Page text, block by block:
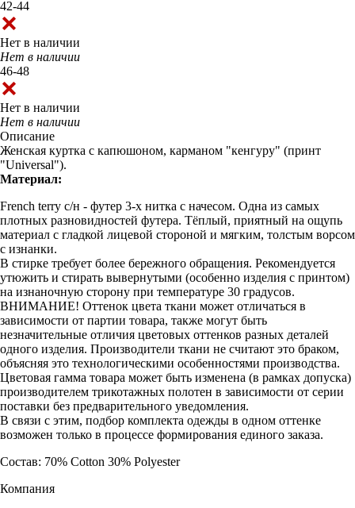
42-44
Нет в наличии
Нет в наличии
46-48
Нет в наличии
Нет в наличии
Описание
Женская куртка с капюшоном, карманом "кенгуру" (принт
"Universal").
Материал:
French terry с/н - футер 3-х нитка с начесом. Одна из самых
плотных разновидностей футера. Тёплый, приятный на ощупь
материал с гладкой лицевой стороной и мягким, толстым ворсом
с изнанки.
В стирке требует более бережного обращения. Рекомендуется
утюжить и стирать вывернутыми (особенно изделия с принтом)
на изнаночную сторону при температуре 30 градусов.
ВНИМАНИЕ! Оттенок цвета ткани может отличаться в
зависимости от партии товара, также могут быть
незначительные отличия цветовых оттенков разных деталей
одного изделия. Производители ткани не считают это браком,
объясняя это технологическими особенностями производства.
Цветовая гамма товара может быть изменена (в рамках допуска)
производителем трикотажных полотен в зависимости от серии
поставки без предварительного уведомления.
В связи с этим, подбор комплекта одежды в одном оттенке
возможен только в процессе формирования единого заказа.
Состав: 70% Cotton 30% Polyester
Компания